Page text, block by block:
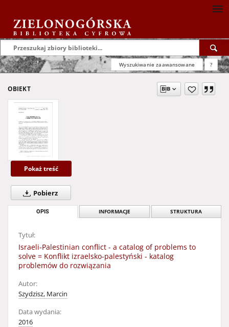
Wyszukiwanie zaawansowane ?
OBIEKT
Pokaż treść
Pobierz
OPIS INFORMACJE STRUKTURA
Tytuł:
Israeli-Palestinian conflict - a catalog of problems to
solve = Konflikt izraelsko-palestyński - katalog
problemów do rozwiązania
Autor:
Szydzisz, Marcin
Data wydania:
2016